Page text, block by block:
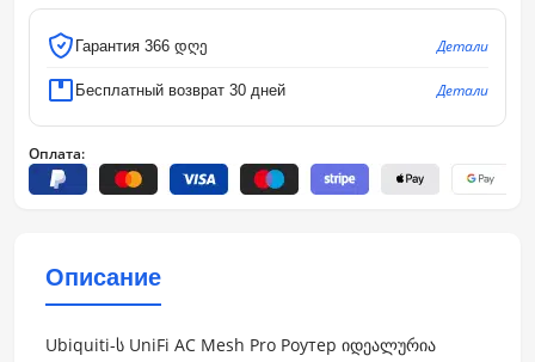
Гарантия 366 დღე Детали
Бесплатный возврат 30 дней Детали
Оплата:
Описание
Ubiquiti-ს UniFi AC Mesh Pro Роутер იდეალურია